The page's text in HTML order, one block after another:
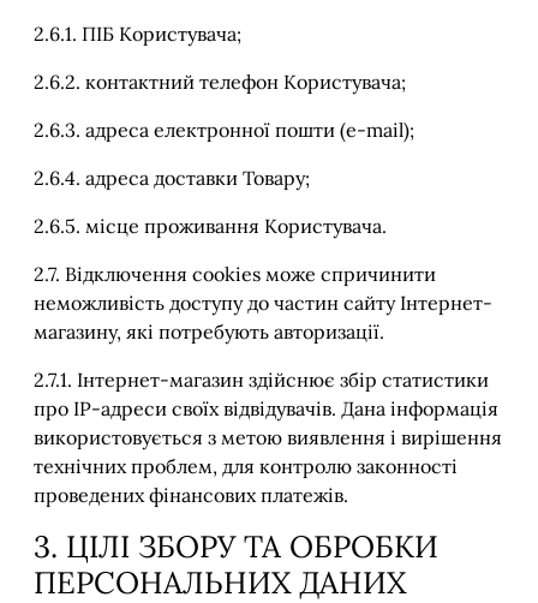
2.6.1. ПІБ Користувача;
2.6.2. контактний телефон Користувача;
2.6.3. адреса електронної пошти (e-mail);
2.6.4. адреса доставки Товару;
2.6.5. місце проживання Користувача.
2.7. Відключення cookies може спричинити
неможливість доступу до частин сайту Інтернет-
магазину, які потребують авторизації.
2.7.1. Інтернет-магазин здійснює збір статистики
про IP-адреси своїх відвідувачів. Дана інформація
використовується з метою виявлення і вирішення
технічних проблем, для контролю законності
проведених фінансових платежів.
3. ЦІЛІ ЗБОРУ ТА ОБРОБКИ
ПЕРСОНАЛЬНИХ ДАНИХ